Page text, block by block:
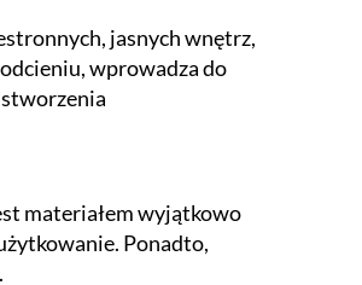
jasnych wnętrz,
wprowadza do
materiałem wyjątkowo
Ponadto,